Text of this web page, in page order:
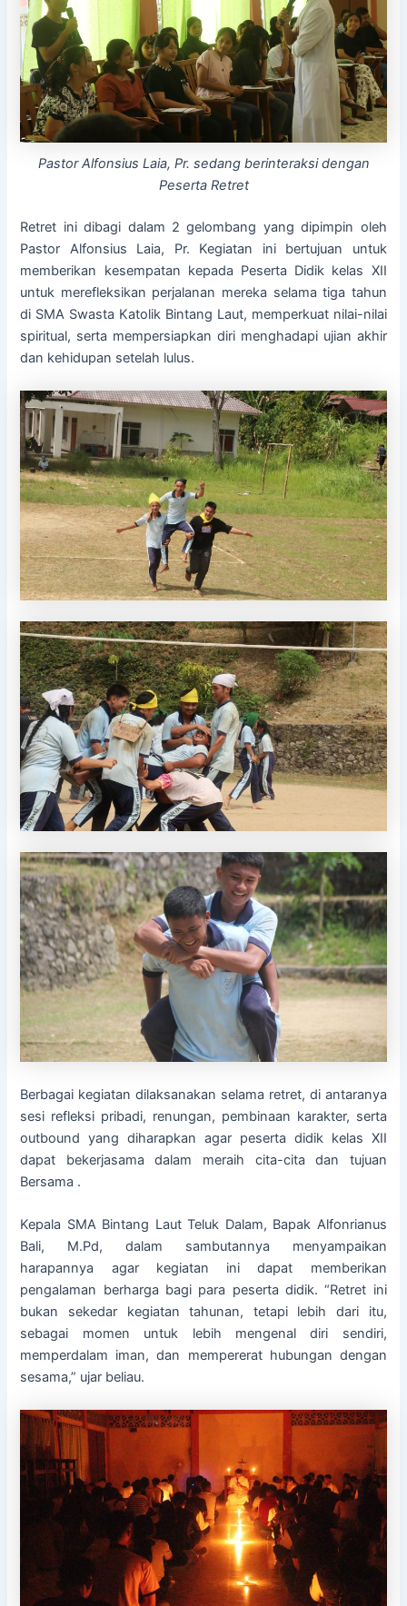
Pastor Alfonsius Laia, Pr. sedang berinteraksi dengan
Peserta Retret
Retret ini dibagi dalam 2 gelombang yang dipimpin oleh
Pastor Alfonsius Laia, Pr. Kegiatan ini bertujuan untuk
memberikan kesempatan kepada Peserta Didik kelas XII
untuk merefleksikan perjalanan mereka selama tiga tahun
di SMA Swasta Katolik Bintang Laut, memperkuat nilai-nilai
spiritual, serta mempersiapkan diri menghadapi ujian akhir
dan kehidupan setelah lulus.
Berbagai kegiatan dilaksanakan selama retret, di antaranya
sesi refleksi pribadi, renungan, pembinaan karakter, serta
outbound yang diharapkan agar peserta didik kelas XII
dapat bekerjasama dalam meraih cita-cita dan tujuan
Bersama .
Kepala SMA Bintang Laut Teluk Dalam, Bapak Alfonrianus
Bali, M.Pd, dalam sambutannya menyampaikan
harapannya agar kegiatan ini dapat memberikan
pengalaman berharga bagi para peserta didik. “Retret ini
bukan sekedar kegiatan tahunan, tetapi lebih dari itu,
sebagai momen untuk lebih mengenal diri sendiri,
memperdalam iman, dan mempererat hubungan dengan
sesama,” ujar beliau.